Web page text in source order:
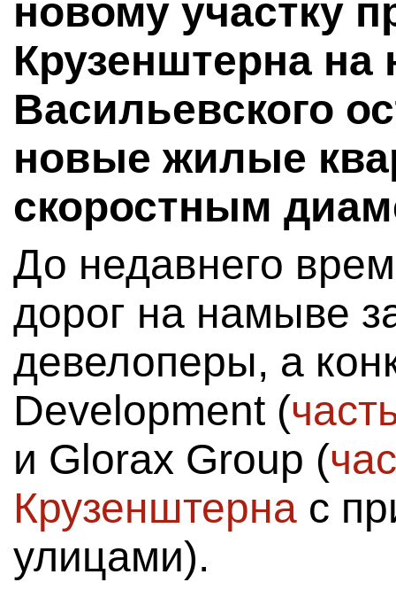
новому участку
Крузенштерна
Васильевского
новые жилые
скоростным
До недавнего
дорог на намыве
девелоперы, а
Development (
и Glorax Group (
Крузенштерна с
улицами).